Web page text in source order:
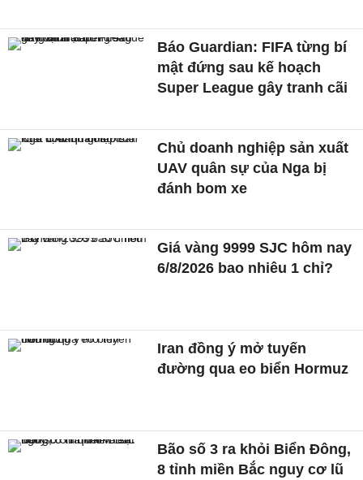
Báo Guardian: FIFA từng bí
mật đứng sau kế hoạch
Super League gây tranh cãi
Chủ doanh nghiệp sản xuất
UAV quân sự của Nga bị
đánh bom xe
Giá vàng 9999 SJC hôm nay
6/8/2026 bao nhiêu 1 chỉ?
Iran đồng ý mở tuyến
đường qua eo biển Hormuz
Bão số 3 ra khỏi Biển Đông,
8 tỉnh miền Bắc nguy cơ lũ